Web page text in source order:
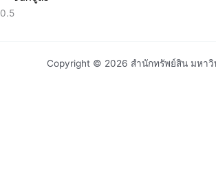
Copyright © 2026 สำนักทรัพย์สิน มหาวิ